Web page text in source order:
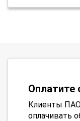
Оплатите
Клиенты
оплачивать